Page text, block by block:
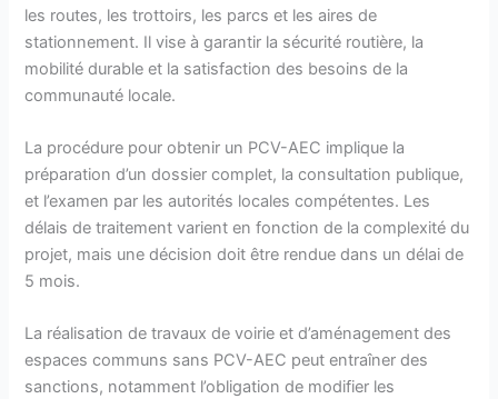
les routes, les trottoirs, les parcs et les aires de
stationnement. Il vise à garantir la sécurité routière, la
mobilité durable et la satisfaction des besoins de la
communauté locale.
La procédure pour obtenir un PCV-AEC implique la
préparation d’un dossier complet, la consultation publique,
et l’examen par les autorités locales compétentes. Les
délais de traitement varient en fonction de la complexité du
projet, mais une décision doit être rendue dans un délai de
5 mois.
La réalisation de travaux de voirie et d’aménagement des
espaces communs sans PCV-AEC peut entraîner des
sanctions, notamment l’obligation de modifier les